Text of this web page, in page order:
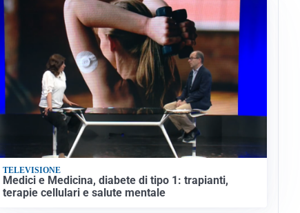
TELEVISIONE
Medici e Medicina, diabete di tipo 1: trapianti,
terapie cellulari e salute mentale